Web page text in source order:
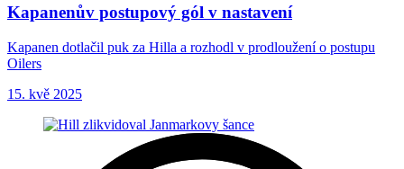
Kapanenův postupový gól v nastavení
Kapanen dotlačil puk za Hilla a rozhodl v prodloužení o postupu
Oilers
15. kvě 2025